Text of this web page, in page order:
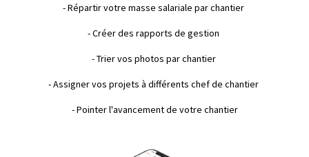
- Répartir votre masse salariale par chantier
- Créer des rapports de gestion
- Trier vos photos par chantier
- Assigner vos projets à différents chef de chantier
- Pointer l'avancement de votre chantier